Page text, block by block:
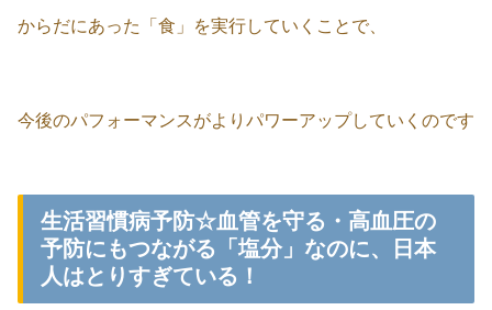
からだにあった「食」を実行していくことで、
今後のパフォーマンスがよりパワーアップしていくのです
生活習慣病予防☆血管を守る・高血圧の
予防にもつながる「塩分」なのに、日本
人はとりすぎている！